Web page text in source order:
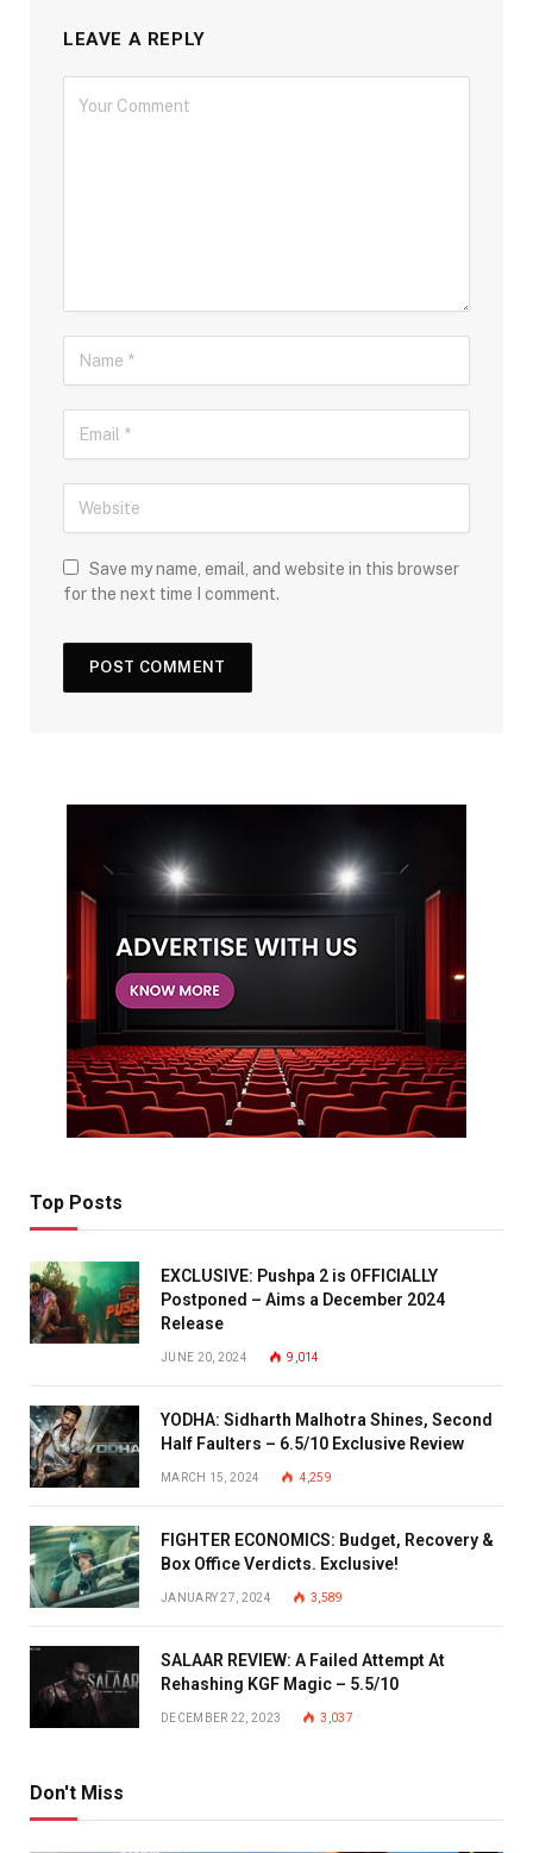
LEAVE A REPLY
Save my name, email, and website in this browser
for the next time I comment.
Top Posts
EXCLUSIVE: Pushpa 2 is OFFICIALLY
Postponed – Aims a December 2024
Release
JUNE 20, 2024 9,014
YODHA: Sidharth Malhotra Shines, Second
Half Faulters – 6.5/10 Exclusive Review
MARCH 15, 2024 4,259
FIGHTER ECONOMICS: Budget, Recovery &
Box Office Verdicts. Exclusive!
JANUARY 27, 2024 3,589
SALAAR REVIEW: A Failed Attempt At
Rehashing KGF Magic – 5.5/10
DECEMBER 22, 2023 3,037
Don't Miss